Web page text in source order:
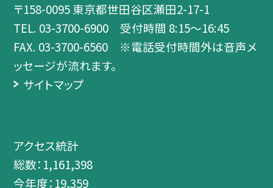
〒158-0095 東京都世田谷区瀬田2-17-1
TEL. 03-3700-6900 受付時間 8:15～16:45
FAX. 03-3700-6560 ※電話受付時間外は音声メ
ッセージが流れます。
サイトマップ
アクセス統計
総数： 1,161,398
今年度： 19,359